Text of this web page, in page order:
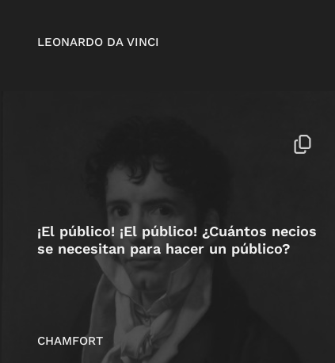
LEONARDO DA VINCI
¡El público! ¡El público! ¿Cuántos necios
se necesitan para hacer un público?
CHAMFORT